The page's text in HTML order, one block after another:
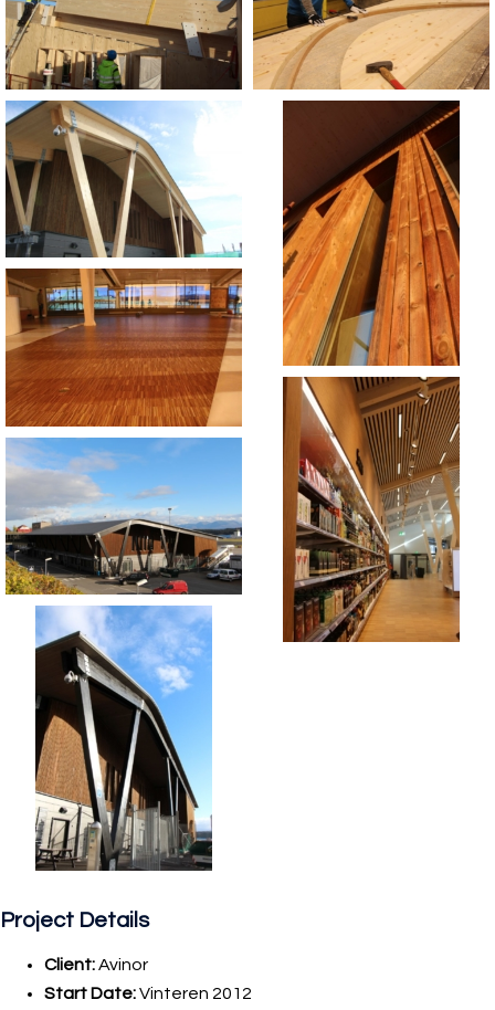
Project Details
Client:Avinor
Start Date:Vinteren 2012